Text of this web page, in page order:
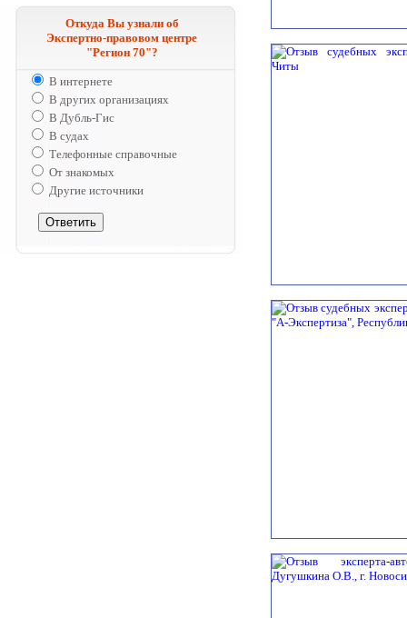
Откуда Вы узнали об
Экспертно-правовом центре
"Регион 70"?
В интернете
В других организациях
В Дубль-Гис
В судах
Телефонные справочные
От знакомых
Другие источники